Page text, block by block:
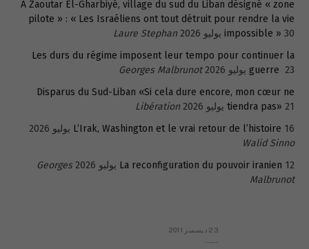
A Zaoutar El-Gharbiyé, village du sud du Liban désigné « zone
pilote » : « Les Israéliens ont tout détruit pour rendre la vie
impossible » 30 يوليو 2026
Laure Stephan
Les durs du régime imposent leur tempo pour continuer la
guerre 23 يوليو 2026
Georges Malbrunot
Disparus du Sud-Liban «Si cela dure encore, mon cœur ne
tiendra pas» 21 يوليو 2026
Libération
L’Irak, Washington et le vrai retour de l’histoire 16 يوليو 2026
Walid Sinno
La reconfiguration du pouvoir iranien 12 يوليو 2026
Georges
Malbrunot
23 ديسمبر 2011